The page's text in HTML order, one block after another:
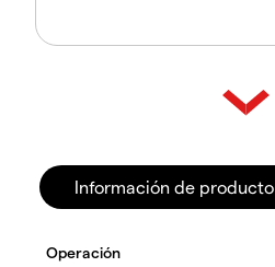
Información de producto